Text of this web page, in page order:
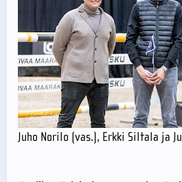
Juho Norilo (vas.), Erkki Siltala ja